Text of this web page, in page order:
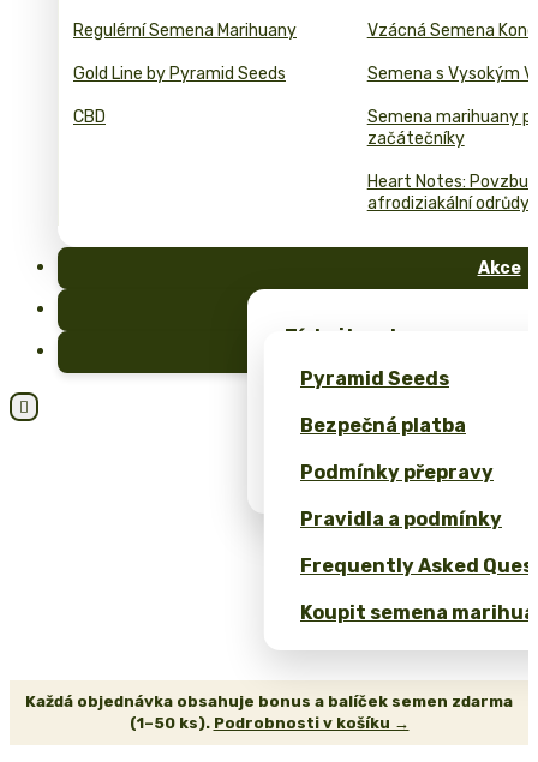
Regulérní Semena Marihuany
Gold Line by Pyramid Seeds
CBD
Vzácná Semena
Semena s Vysokým
Semena marihuany
začátečníky
Heart Notes:
afrodiziakální odrůdy
Akce
Získejte zdarma semena
(ROI)
Pyramid Seeds
Bezpečná platba
Podmínky přepravy
Pravidla a podmínky
Frequently Asked
Koupit semena

Každá objednávka obsahuje bonus a balíček semen zdarma
(1–50 ks). Podrobnosti v košíku →